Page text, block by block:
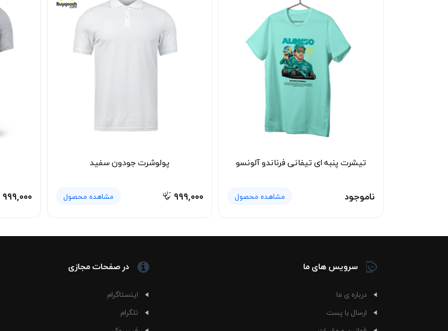
تیشرت پنبه ای تیفانی فرناندو آلونسو
ناموجود مشاهده محصول
پولوشرت جودون سفید
۹۹۹,۰۰۰ مشاهده محصول ۹۹۹,۰۰۰
سرویس های ما
درباره ی ما
ارسال با پست
در صفحات مجازی
اینستاگرام
تلگرام